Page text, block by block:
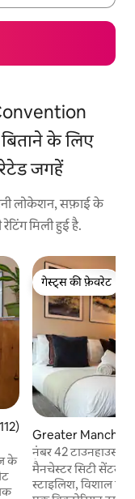
के लिए
जगहें
लोकेशन, सफ़ाई के
मिली हुई है.
में से 4.92, 1,112 समीक्षाएँ
के
गेस्ट्स की फ़ेवरेट
गेस्ट्स की फ़ेवरेट
Greater
मेंट
नंबर 42 टाउनहाउस |
मैनचेस्टर
मैनचेस्टर सिटी सेंटर के
स्टाइलिश, विशाल एक